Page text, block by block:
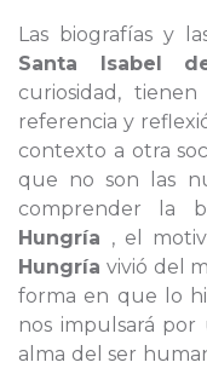
Las biografías y
Santa Isabel
curiosidad,
referencia y
contexto a otra
que no son las
comprender la
Hungría , el
Hungríavivió del
forma en que lo
nos impulsará
alma del ser